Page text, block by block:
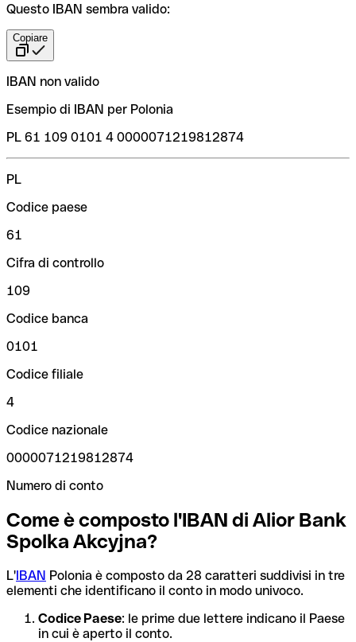
Questo IBAN sembra valido:
Copiare
IBAN non valido
Esempio di IBAN per Polonia
PL 61 109 0101 4 0000071219812874
PL
Codice paese
61
Cifra di controllo
109
Codice banca
0101
Codice filiale
4
Codice nazionale
0000071219812874
Numero di conto
Come è composto l'IBAN di Alior Bank
Spolka Akcyjna?
L'IBAN Polonia è composto da 28 caratteri suddivisi in tre
elementi che identificano il conto in modo univoco.
Codice Paese: le prime due lettere indicano il Paese
in cui è aperto il conto.